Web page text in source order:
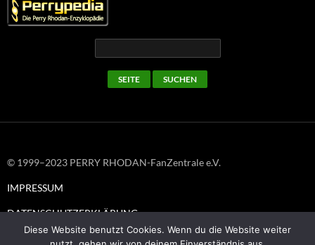
© 1999–2023 PERRY RHODAN-FanZentrale e.V.
IMPRESSUM
DATENSCHUTZERKLÄRUNG
Diese Website benutzt Cookies. Wenn du die Website weiter